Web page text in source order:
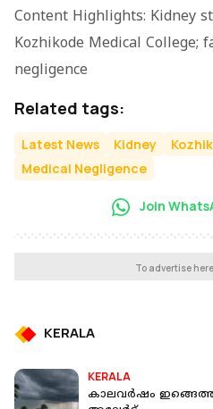
Content Highlights: Kidney
Kozhikode Medical College;
negligence
Related tags:
Latest News Kidney
Medical Negligence
Join
To advertise
KERALA
KERALA
കാലവർഷം